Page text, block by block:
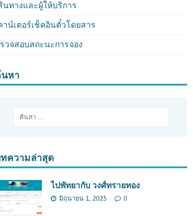
นทางและผู้ให้บริการ
าน์เตอร์เช็คอินตั๋วโดยสาร
วจสอบสถะนะการจอง
หา
ความล่าสุด
ไปพัทยากับ วงศ์ทรายทอง
มิถุนายน 1, 2025 0